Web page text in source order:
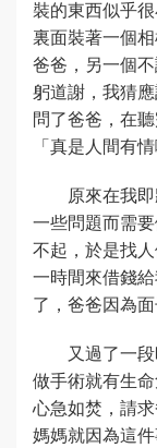
裝的東西似乎
裏面裝著一個
爸爸，另一個
躬道謝，我猜
問了爸爸，在
「真是人間有情
原來在我
一些問題而需
不起，於是找
一時間來借錢
了，爸爸因為
又過了一
做手術就有生
心急如焚，請
媽媽就因為這